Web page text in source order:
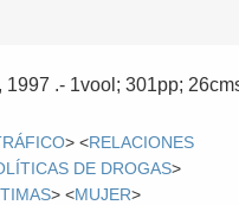
, 1997 .- 1vool; 301pp;
> <RELACIONES
DE DROGAS>
> <MUJER>